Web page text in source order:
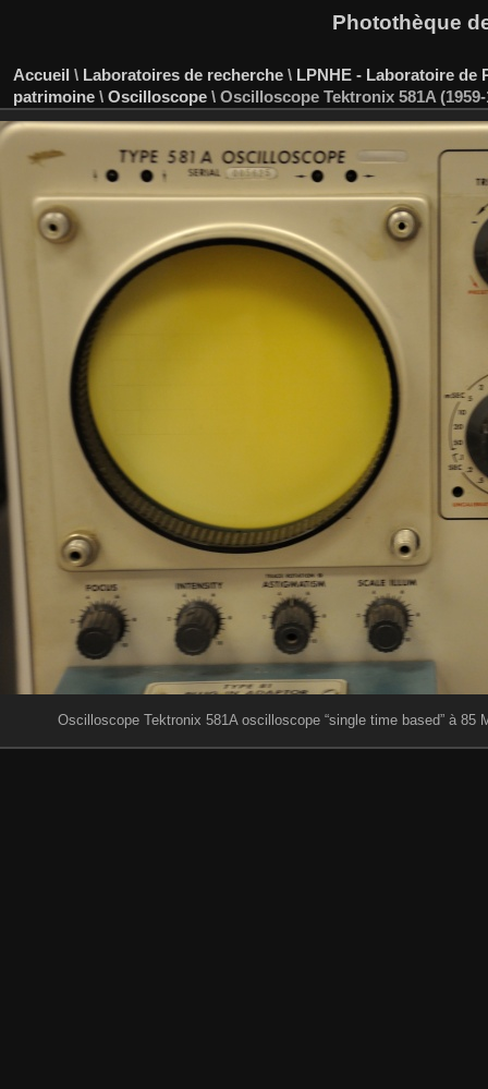
Photothèque
Accueil \ Laboratoires de recherche \ LPNHE - Laboratoire de
patrimoine \ Oscilloscope \ Oscilloscope Tektronix 581A (1959-
Oscilloscope Tektronix 581A oscilloscope “single time based” à 85